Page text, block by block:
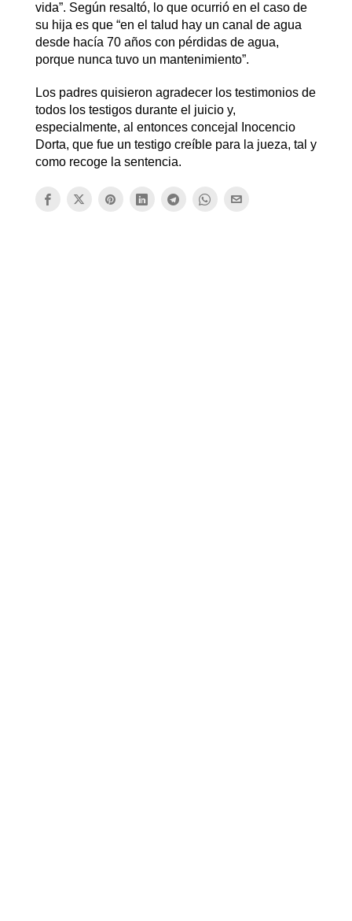
vida”. Según resaltó, lo que ocurrió en el caso de
su hija es que “en el talud hay un canal de agua
desde hacía 70 años con pérdidas de agua,
porque nunca tuvo un mantenimiento”.
Los padres quisieron agradecer los testimonios de
todos los testigos durante el juicio y,
especialmente, al entonces concejal Inocencio
Dorta, que fue un testigo creíble para la jueza, tal y
como recoge la sentencia.